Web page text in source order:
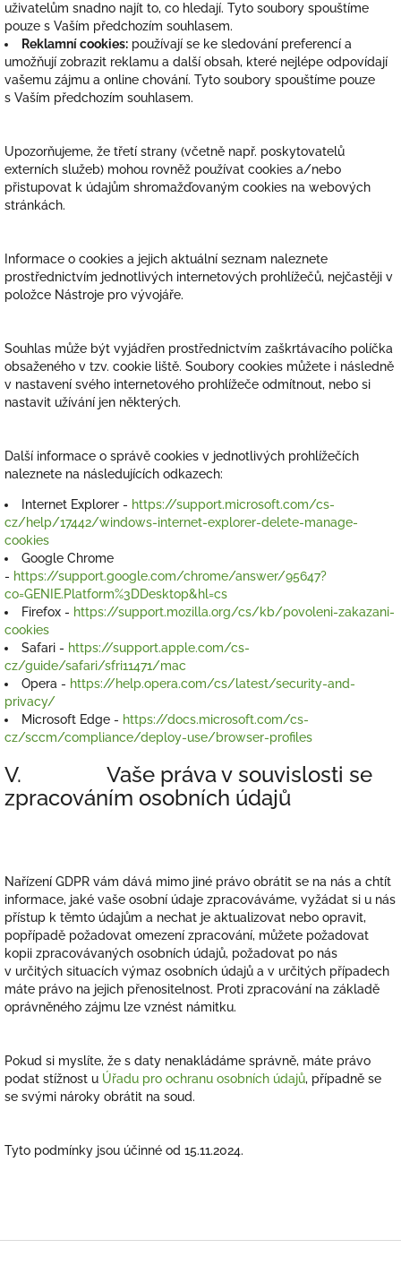
uživatelům snadno najít to, co hledají. Tyto soubory spouštíme
pouze s Vaším předchozím souhlasem.
Reklamní cookies: používají se ke sledování preferencí a
umožňují zobrazit reklamu a další obsah, které nejlépe odpovídají
vašemu zájmu a online chování. Tyto soubory spouštíme pouze
s Vaším předchozím souhlasem.
Upozorňujeme, že třetí strany (včetně např. poskytovatelů
externích služeb) mohou rovněž používat cookies a/nebo
přistupovat k údajům shromažďovaným cookies na webových
stránkách.
Informace o cookies a jejich aktuální seznam naleznete
prostřednictvím jednotlivých internetových prohlížečů, nejčastěji v
položce Nástroje pro vývojáře.
Souhlas může být vyjádřen prostřednictvím zaškrtávacího políčka
obsaženého v tzv. cookie liště. Soubory cookies můžete i následně
v nastavení svého internetového prohlížeče odmítnout, nebo si
nastavit užívání jen některých.
Další informace o správě cookies v jednotlivých prohlížečích
naleznete na následujících odkazech:
Internet Explorer - https://support.microsoft.com/cs-
cz/help/17442/windows-internet-explorer-delete-manage-
cookies
Google Chrome
- https://support.google.com/chrome/answer/95647?
co=GENIE.Platform%3DDesktop&hl=cs
Firefox - https://support.mozilla.org/cs/kb/povoleni-zakazani-
cookies
Safari - https://support.apple.com/cs-
cz/guide/safari/sfri11471/mac
Opera - https://help.opera.com/cs/latest/security-and-
privacy/
Microsoft Edge - https://docs.microsoft.com/cs-
cz/sccm/compliance/deploy-use/browser-profiles
V. Vaše práva v souvislosti se
zpracováním osobních údajů
Nařízení GDPR vám dává mimo jiné právo obrátit se na nás a chtít
informace, jaké vaše osobní údaje zpracováváme, vyžádat si u nás
přístup k těmto údajům a nechat je aktualizovat nebo opravit,
popřípadě požadovat omezení zpracování, můžete požadovat
kopii zpracovávaných osobních údajů, požadovat po nás
v určitých situacích výmaz osobních údajů a v určitých případech
máte právo na jejich přenositelnost. Proti zpracování na základě
oprávněného zájmu lze vznést námitku.
Pokud si myslíte, že s daty nenakládáme správně, máte právo
podat stížnost u Úřadu pro ochranu osobních údajů, případně se
se svými nároky obrátit na soud.
Tyto podmínky jsou účinné od 15.11.2024.